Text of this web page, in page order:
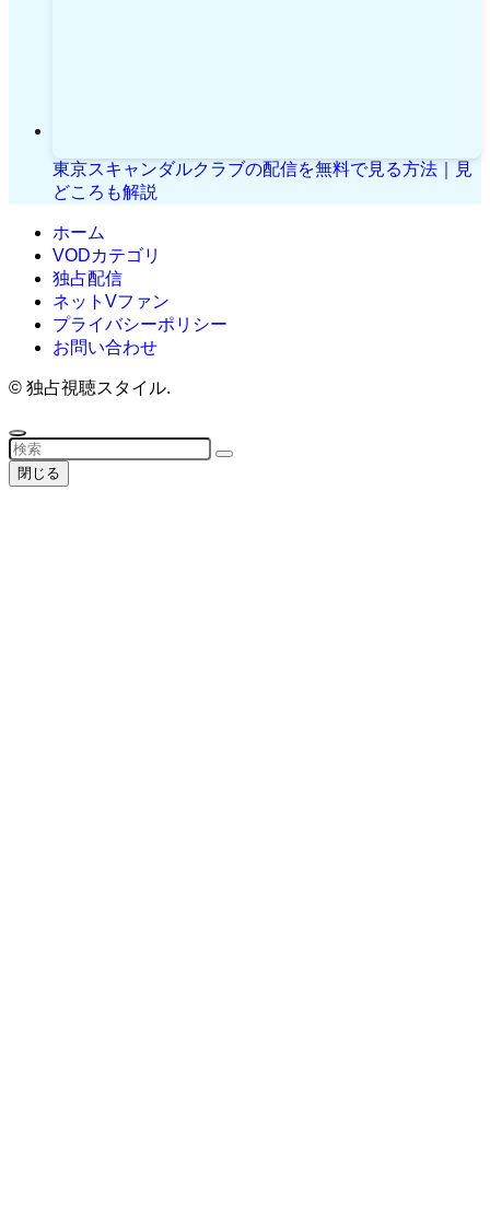
東京スキャンダルクラブの配信を無料で見る方法｜見
どころも解説
ホーム
VODカテゴリ
独占配信
ネットVファン
プライバシーポリシー
お問い合わせ
© 独占視聴スタイル.
閉じる